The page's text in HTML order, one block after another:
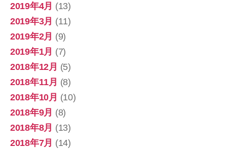
2019年4月 (13)
2019年3月 (11)
2019年2月 (9)
2019年1月 (7)
2018年12月 (5)
2018年11月 (8)
2018年10月 (10)
2018年9月 (8)
2018年8月 (13)
2018年7月 (14)